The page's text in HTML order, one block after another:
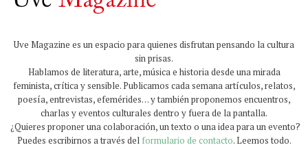
Uve Magazine es un espacio para quienes disfrutan pensando la cultura
sin prisas.
Hablamos de literatura, arte, música e historia desde una mirada
feminista, crítica y sensible. Publicamos cada semana artículos, relatos,
poesía, entrevistas, efemérides… y también proponemos encuentros,
charlas y eventos culturales dentro y fuera de la pantalla.
¿Quieres proponer una colaboración, un texto o una idea para un evento?
Puedes escribirnos a través del formulario de contacto. Leemos todo.